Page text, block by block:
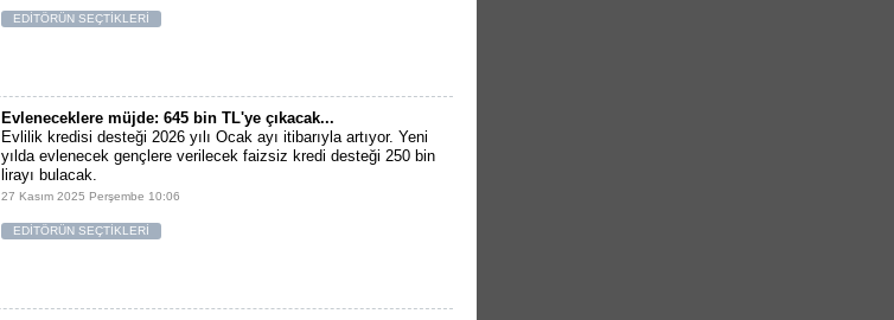
EDİTÖRÜN SEÇTİKLERİ
Evleneceklere müjde: 645 bin TL'ye çıkacak...
Evlilik kredisi desteği 2026 yılı Ocak ayı itibarıyla artıyor. Yeni
yılda evlenecek gençlere verilecek faizsiz kredi desteği 250 bin
lirayı bulacak.
27 Kasım 2025 Perşembe 10:06
EDİTÖRÜN SEÇTİKLERİ